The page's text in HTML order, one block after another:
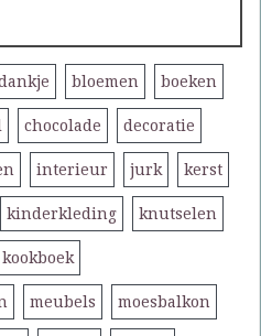
bloemen boeken
chocolade decoratie
interieur jurk kerst
kinderkleding knutselen
kookboek
meubels moesbalkon